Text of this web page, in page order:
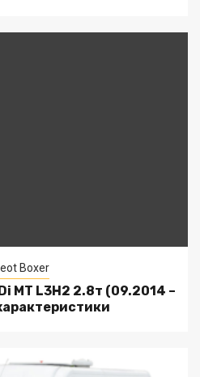
Boxer
MT L3H2 2.8т (09.2014 –